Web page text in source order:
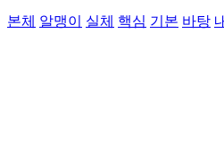
본체 알맹이 실체 핵심 기본 바탕